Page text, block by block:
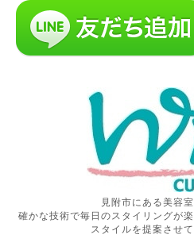
見附市にある美容室
確かな技術で毎日のスタイリングが
スタイルを提案させて